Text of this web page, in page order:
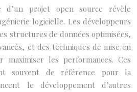
d’un projet open source révèle
logicielle. Les développeurs
structures de données optimisées,
et des techniques de mise en
maximiser les performances. Ces
souvent de référence pour la
le développement d’autres